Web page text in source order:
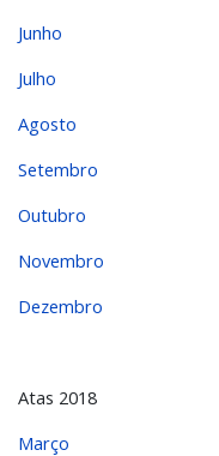
Junho
Julho
Agosto
Setembro
Outubro
Novembro
Dezembro
Atas 2018
Março